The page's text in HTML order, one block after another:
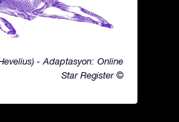
- Adaptasyon: Online
Star Register ©